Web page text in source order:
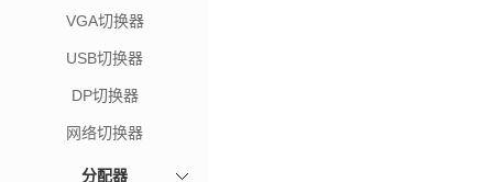
VGA切换器
USB切换器
DP切换器
网络切换器
分配器